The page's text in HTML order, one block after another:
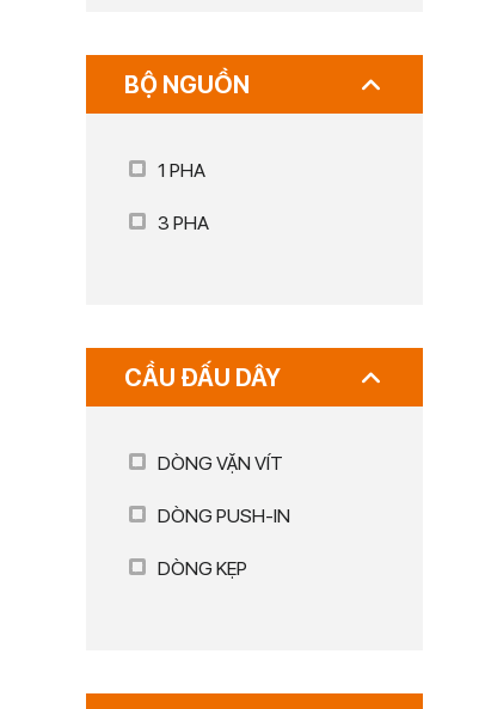
BỘ NGUỒN
1 PHA
3 PHA
CẦU ĐẤU DÂY
DÒNG VẶN VÍT
DÒNG PUSH-IN
DÒNG KẸP